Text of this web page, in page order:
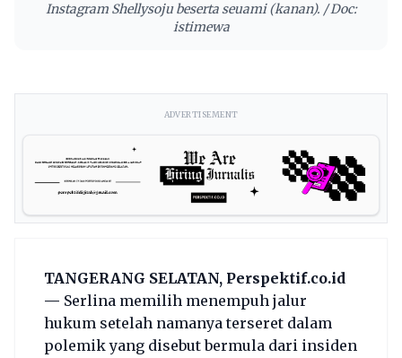
Instagram Shellysoju beserta seuami (kanan). / Doc:
istimewa
ADVERTISEMENT
TANGERANG SELATAN, Perspektif.co.id
— Serlina memilih menempuh jalur
hukum setelah namanya terseret dalam
polemik yang disebut bermula dari insiden